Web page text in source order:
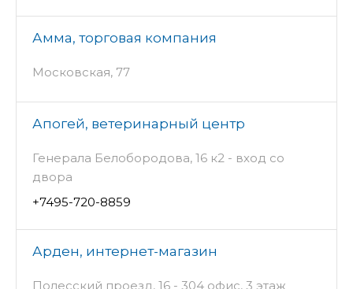
Амма, торговая компания
Московская, 77
Апогей, ветеринарный центр
Генерала Белобородова, 16 к2 - вход со
двора
+7495-720-8859
Арден, интернет-магазин
Полесский проезд, 16 - 304 офис, 3 этаж